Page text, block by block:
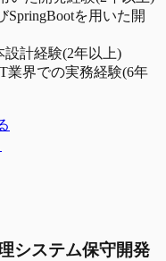
SpringBootを用いた開
設計経験(2年以上)
業界での実務経験(6年
システム保守開発